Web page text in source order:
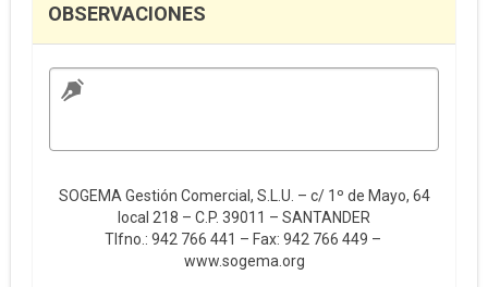
OBSERVACIONES
SOGEMA Gestión Comercial, S.L.U. – c/ 1º de Mayo, 64
local 218 – C.P. 39011 – SANTANDER
Tlfno.: 942 766 441 – Fax: 942 766 449 –
www.sogema.org